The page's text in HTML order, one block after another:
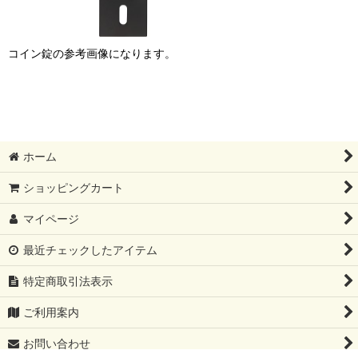
コイン錠の参考画像になります。
ホーム
ショッピングカート
マイページ
最近チェックしたアイテム
特定商取引法表示
ご利用案内
お問い合わせ